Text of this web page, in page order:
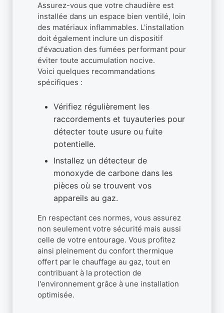
Assurez-vous que votre chaudière est
installée dans un espace bien ventilé, loin
des matériaux inflammables. L'installation
doit également inclure un dispositif
d'évacuation des fumées performant pour
éviter toute accumulation nocive.
Voici quelques recommandations
spécifiques :
Vérifiez régulièrement les
raccordements et tuyauteries pour
détecter toute usure ou fuite
potentielle.
Installez un détecteur de
monoxyde de carbone dans les
pièces où se trouvent vos
appareils au gaz.
En respectant ces normes, vous assurez
non seulement votre sécurité mais aussi
celle de votre entourage. Vous profitez
ainsi pleinement du confort thermique
offert par le chauffage au gaz, tout en
contribuant à la protection de
l'environnement grâce à une installation
optimisée.